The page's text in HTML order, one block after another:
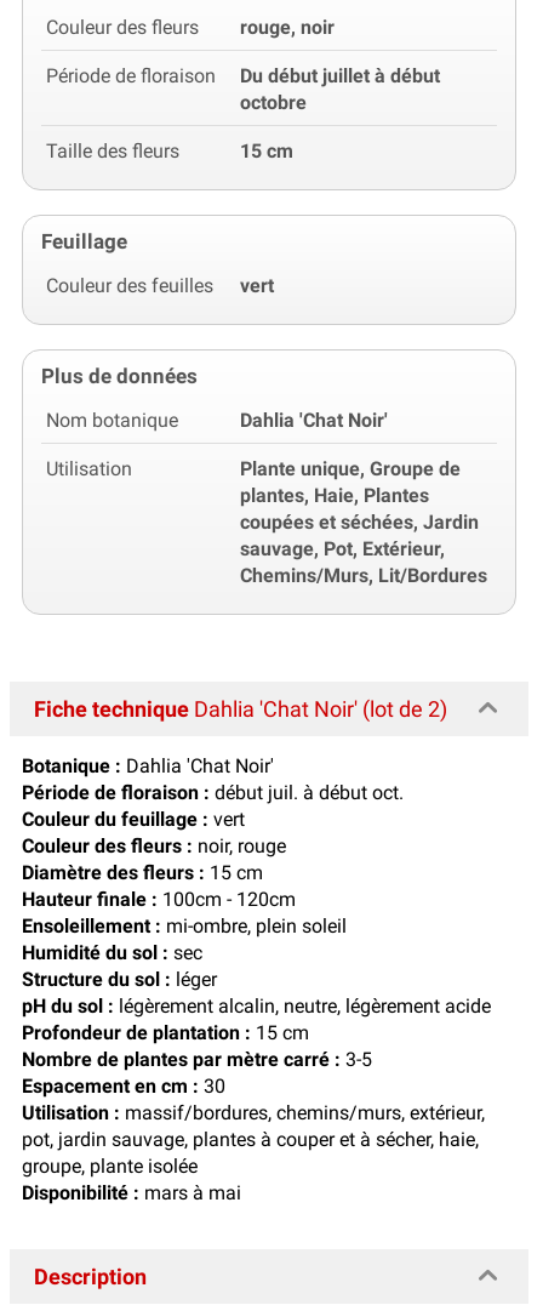
Couleur des fleurs rouge, noir
Période de floraison
Du début juillet à début
octobre
Taille des fleurs 15 cm
Feuillage
Couleur des feuilles vert
Plus de données
Nom botanique Dahlia 'Chat Noir'
Utilisation
Plante unique, Groupe de
plantes, Haie, Plantes
coupées et séchées, Jardin
sauvage, Pot, Extérieur,
Chemins/Murs, Lit/Bordures
Fiche technique Dahlia 'Chat Noir' (lot de 2)
Botanique : Dahlia 'Chat Noir'
Période de floraison : début juil. à début oct.
Couleur du feuillage : vert
Couleur des fleurs : noir, rouge
Diamètre des fleurs : 15 cm
Hauteur finale : 100cm - 120cm
Ensoleillement : mi-ombre, plein soleil
Humidité du sol : sec
Structure du sol : léger
pH du sol : légèrement alcalin, neutre, légèrement acide
Profondeur de plantation : 15 cm
Nombre de plantes par mètre carré : 3-5
Espacement en cm : 30
Utilisation : massif/bordures, chemins/murs, extérieur,
pot, jardin sauvage, plantes à couper et à sécher, haie,
groupe, plante isolée
Disponibilité : mars à mai
Description